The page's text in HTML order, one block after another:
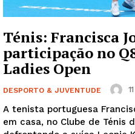
Ténis: Francisca
participação no
Ladies Open
DESPORTO & JUVENTUDE
A tenista portuguesa
em casa, no Clube de Ténis